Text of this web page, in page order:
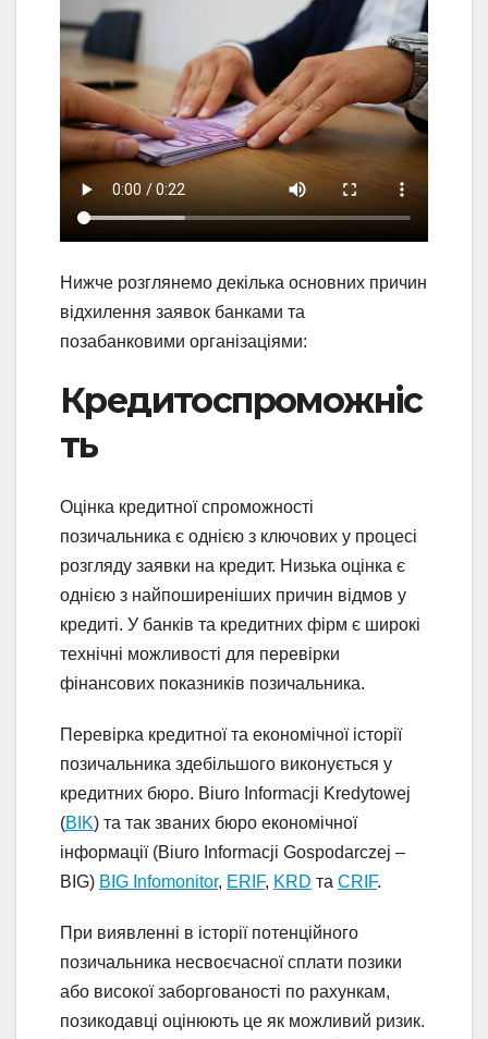
Нижче розглянемо декілька основних причин
відхилення заявок банками та
позабанковими організаціями:
Кредитоспроможніс
ть
Оцінка кредитної спроможності
позичальника є однією з ключових у процесі
розгляду заявки на кредит. Низька оцінка є
однією з найпоширеніших причин відмов у
кредиті. У банків та кредитних фірм є широкі
технічні можливості для перевірки
фінансових показників позичальника.
Перевірка кредитної та економічної історії
позичальника здебільшого виконується у
кредитних бюро. Biuro Informacji Kredytowej
(BIK) та так званих бюро економічної
інформації (Biuro Informacji Gospodarczej –
BIG) BIG Infomonitor, ERIF, KRD та CRIF.
При виявленні в історії потенційного
позичальника несвоєчасної сплати позики
або високої заборгованості по рахункам,
позикодавці оцінюють це як можливий ризик.